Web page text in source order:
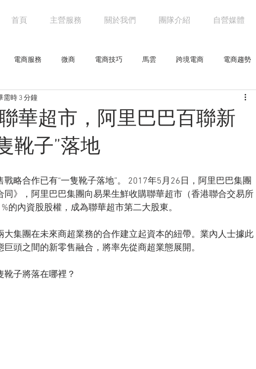
首頁 主營服務 關於我們 團隊介紹 自營媒體
電商服務 微商 電商技巧 馬雲 跨境電商 電商趨勢
電商物流 京東
騰訊 創意企劃 網路行銷技巧
華超市，阿里巴巴百聯新
靴子”落地
需時 3 分鐘
略合作已有“一隻靴子落地”。 2017年5月26日，阿里巴巴集團
》，阿里巴巴集團向易果生鮮收購聯華超市（香港聯合交易所
的內資股股權，成為聯華超市第二大股東。
集團在未來商超業務的合作建立起資本的紐帶。業內人士據此
頭之間的新零售融合，將率先從商超業態展開。
子將落在哪裡？